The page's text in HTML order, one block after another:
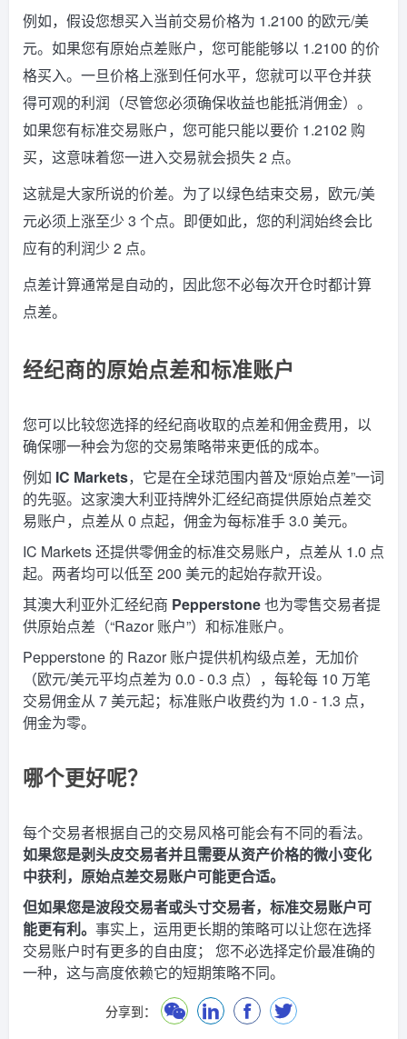
例如，假设您想买入当前交易价格为 1.2100 的欧元/美
元。如果您有原始点差账户，您可能能够以 1.2100 的价
格买入。一旦价格上涨到任何水平，您就可以平仓并获
得可观的利润（尽管您必须确保收益也能抵消佣金）。
如果您有标准交易账户，您可能只能以要价 1.2102 购
买，这意味着您一进入交易就会损失 2 点。
这就是大家所说的价差。为了以绿色结束交易，欧元/美
元必须上涨至少 3 个点。即便如此，您的利润始终会比
应有的利润少 2 点。
点差计算通常是自动的，因此您不必每次开仓时都计算
点差。
经纪商的原始点差和标准账户
您可以比较您选择的经纪商收取的点差和佣金费用，以
确保哪一种会为您的交易策略带来更低的成本。
例如 IC Markets，它是在全球范围内普及“原始点差”一词
的先驱。这家澳大利亚持牌外汇经纪商提供原始点差交
易账户，点差从 0 点起，佣金为每标准手 3.0 美元。
IC Markets 还提供零佣金的标准交易账户，点差从 1.0 点
起。两者均可以低至 200 美元的起始存款开设。
其澳大利亚外汇经纪商 Pepperstone也为零售交易者提
供原始点差（“Razor 账户”）和标准账户。
Pepperstone 的 Razor 账户提供机构级点差，无加价
（欧元/美元平均点差为 0.0 - 0.3 点），每轮每 10 万笔
交易佣金从 7 美元起；标准账户收费约为 1.0 - 1.3 点，
佣金为零。
哪个更好呢？
每个交易者根据自己的交易风格可能会有不同的看法。
如果您是剥头皮交易者并且需要从资产价格的微小变化
中获利，原始点差交易账户可能更合适。
但如果您是波段交易者或头寸交易者，标准交易账户可
能更有利。 事实上，运用更长期的策略可以让您在选择
交易账户时有更多的自由度； 您不必选择定价最准确的
一种，这与高度依赖它的短期策略不同。
分享到：